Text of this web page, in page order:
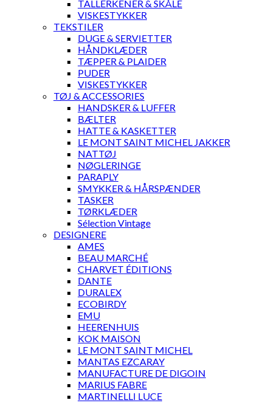
TALLERKENER & SKÅLE
VISKESTYKKER
TEKSTILER
DUGE & SERVIETTER
HÅNDKLÆDER
TÆPPER & PLAIDER
PUDER
VISKESTYKKER
TØJ & ACCESSORIES
HANDSKER & LUFFER
BÆLTER
HATTE & KASKETTER
LE MONT SAINT MICHEL JAKKER
NATTØJ
NØGLERINGE
PARAPLY
SMYKKER & HÅRSPÆNDER
TASKER
TØRKLÆDER
Sélection Vintage
DESIGNERE
AMES
BEAU MARCHÉ
CHARVET ÉDITIONS
DANTE
DURALEX
ECOBIRDY
EMU
HEERENHUIS
KOK MAISON
LE MONT SAINT MICHEL
MANTAS EZCARAY
MANUFACTURE DE DIGOIN
MARIUS FABRE
MARTINELLI LUCE